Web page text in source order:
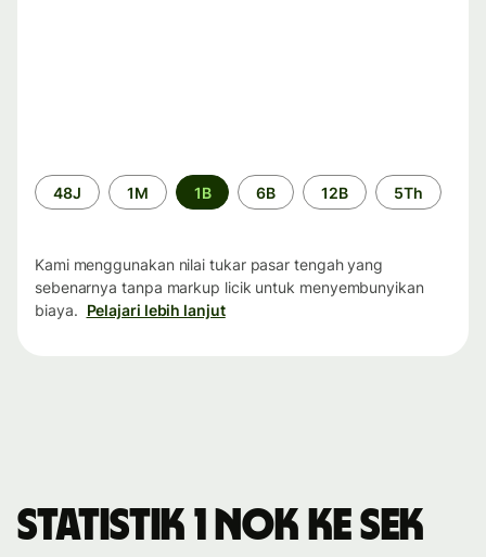
Periode
waktu
48J 1M 1B 6B 12B 5Th
Kami menggunakan nilai tukar pasar tengah yang
sebenarnya tanpa markup licik untuk menyembunyikan
biaya. Pelajari lebih lanjut
Statistik 1 NOK ke SEK